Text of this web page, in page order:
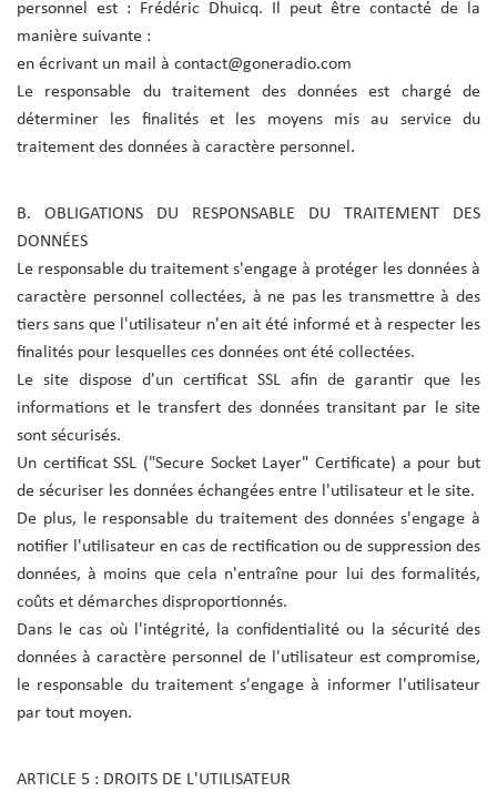
personnel est : Frédéric Dhuicq. Il peut être contacté de la
manière suivante :
en écrivant un mail à contact@goneradio.com
Le responsable du traitement des données est chargé de
déterminer les finalités et les moyens mis au service du
traitement des données à caractère personnel.
B. OBLIGATIONS DU RESPONSABLE DU TRAITEMENT DES
DONNÉES
Le responsable du traitement s'engage à protéger les données à
caractère personnel collectées, à ne pas les transmettre à des
tiers sans que l'utilisateur n'en ait été informé et à respecter les
finalités pour lesquelles ces données ont été collectées.
Le site dispose d'un certificat SSL afin de garantir que les
informations et le transfert des données transitant par le site
sont sécurisés.
Un certificat SSL ("Secure Socket Layer" Certificate) a pour but
de sécuriser les données échangées entre l'utilisateur et le site.
De plus, le responsable du traitement des données s'engage à
notifier l'utilisateur en cas de rectification ou de suppression des
données, à moins que cela n'entraîne pour lui des formalités,
coûts et démarches disproportionnés.
Dans le cas où l'intégrité, la confidentialité ou la sécurité des
données à caractère personnel de l'utilisateur est compromise,
le responsable du traitement s'engage à informer l'utilisateur
par tout moyen.
ARTICLE 5 : DROITS DE L'UTILISATEUR